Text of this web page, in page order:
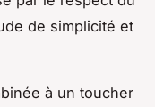
de simplicité et
à un toucher